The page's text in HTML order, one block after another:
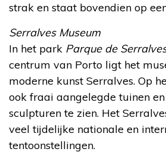
strak en staat bovendien op
Serralves Museum
In het park Parque de
centrum van Porto ligt het
moderne kunst Serralves. Op
ook fraai aangelegde tuinen
sculpturen te zien. Het
veel tijdelijke nationale en
tentoonstellingen.